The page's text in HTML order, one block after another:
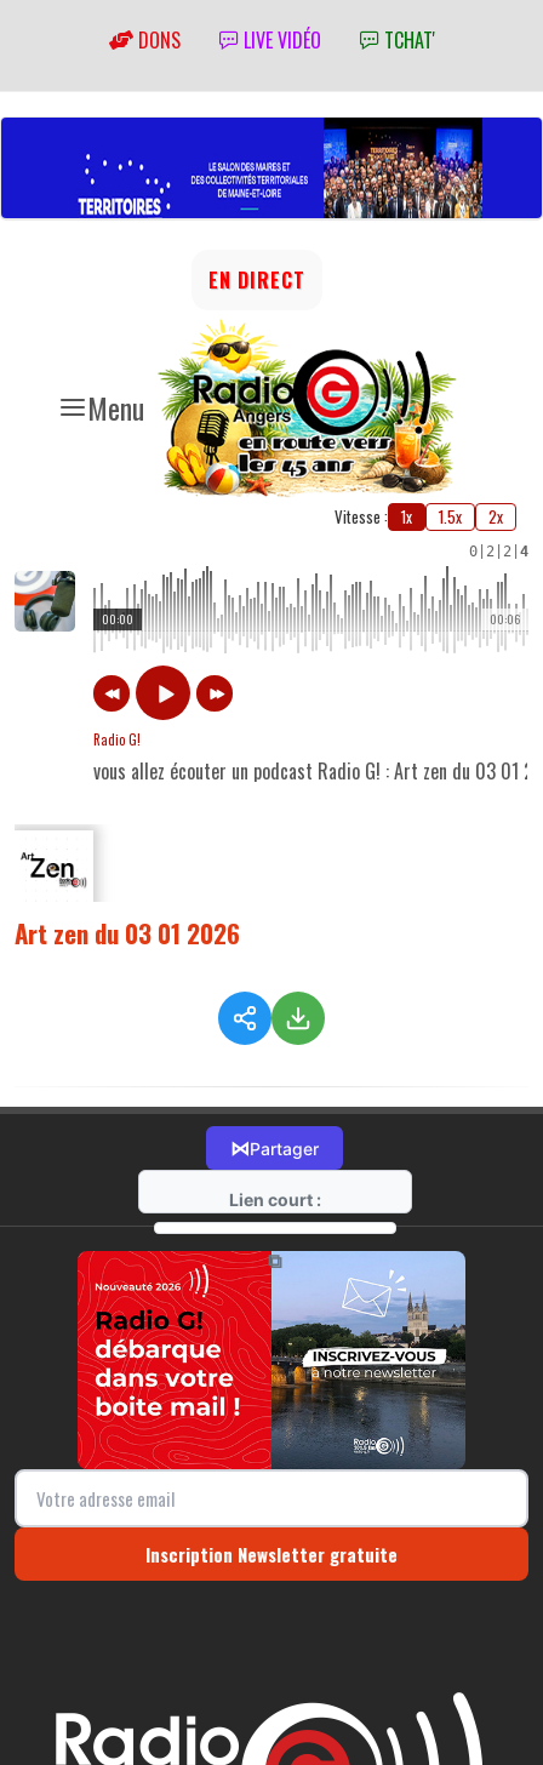
DONS LIVE VIDÉO TCHAT'
Menu
EN DIRECT
Vitesse : 1x 1.5x 2x
0 2 2 4
00:06
00:00
Radio G!
vous allez écouter un podcast Radio G! : Art zen du 03 01
Art zen du 03 01 2026
⋈Partager
Lien court :
https://radio-g.fr?20292
⧉
Inscription Newsletter gratuite